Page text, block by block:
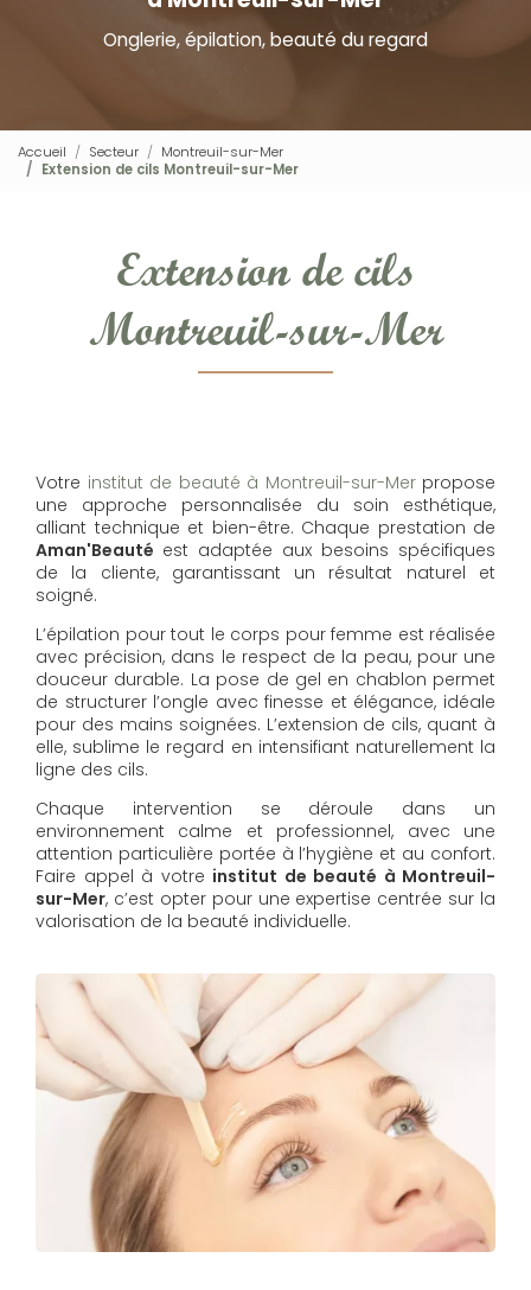
Onglerie, épilation, beauté du regard
Accueil Secteur
Montreuil-sur-Mer
Extension de cils Montreuil-sur-Mer
Extension de cils
Montreuil-sur-Mer
Votre institut de beauté à Montreuil-sur-Mer propose
une approche personnalisée du soin esthétique,
alliant technique et bien-être. Chaque prestation de
Aman'Beauté est adaptée aux besoins spécifiques
de la cliente, garantissant un résultat naturel et
soigné.
L’épilation pour tout le corps pour femme est réalisée
avec précision, dans le respect de la peau, pour une
douceur durable. La pose de gel en chablon permet
de structurer l’ongle avec finesse et élégance, idéale
pour des mains soignées. L’extension de cils, quant à
elle, sublime le regard en intensifiant naturellement la
ligne des cils.
Chaque intervention se déroule dans un
environnement calme et professionnel, avec une
attention particulière portée à l’hygiène et au confort.
Faire appel à votre institut de beauté à Montreuil-
sur-Mer, c’est opter pour une expertise centrée sur la
valorisation de la beauté individuelle.